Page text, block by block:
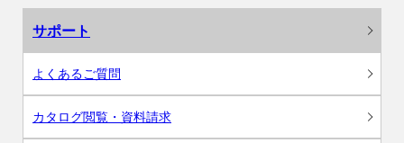
サポート
よくあるご質問
カタログ閲覧・資料請求